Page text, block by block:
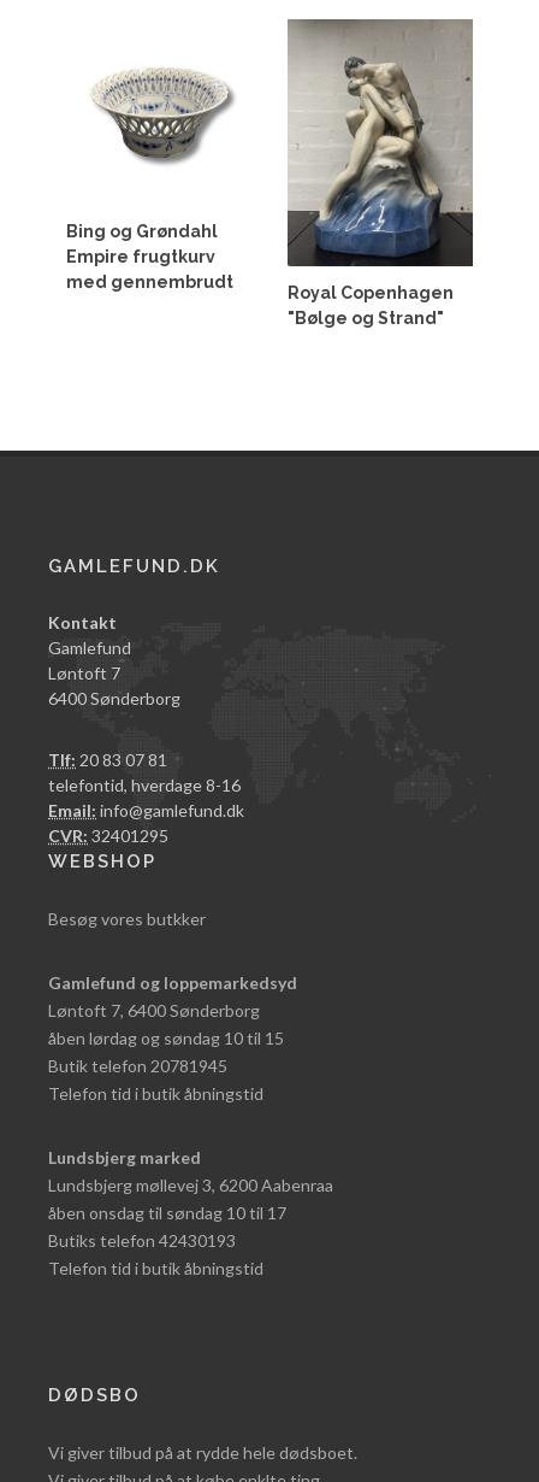
Bing og Grøndahl
Empire frugtkurv
med gennembrudt
Royal Copenhagen
"Bølge og Strand"
GAMLEFUND.DK
Kontakt
Gamlefund
Løntoft 7
6400 Sønderborg
Tlf: 20 83 07 81
telefontid, hverdage 8-16
Email: info@gamlefund.dk
CVR: 32401295
WEBSHOP
Besøg vores butkker
Gamlefund og loppemarkedsyd
Løntoft 7, 6400 Sønderborg
åben lørdag og søndag 10 til 15
Butik telefon 20781945
Telefon tid i butik åbningstid
Lundsbjerg marked
Lundsbjerg møllevej 3, 6200 Aabenraa
åben onsdag til søndag 10 til 17
Butiks telefon 42430193
Telefon tid i butik åbningstid
DØDSBO
Vi giver tilbud på at rydde hele dødsboet.